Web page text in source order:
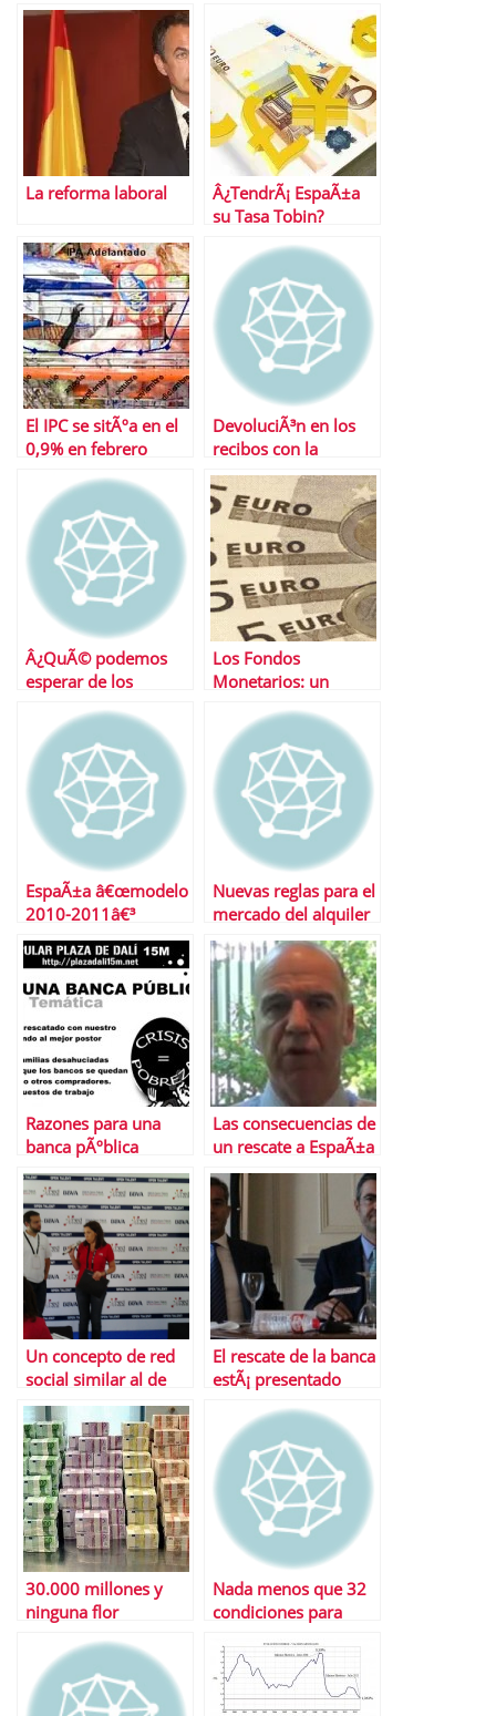
La reforma laboral
Â¿TendrÃ¡ EspaÃ±a
su Tasa Tobin?
El IPC se sitÃºa en el
0,9% en febrero
DevoluciÃ³n en los
recibos con la
nÃ³mina
Â¿QuÃ© podemos
esperar de los
mercados esta
semana?
Los Fondos
Monetarios: un
negocio solo para la
gestora
EspaÃ±a â€œmodelo
2010-2011â€³
Nuevas reglas para el
mercado del alquiler
Razones para una
banca pÃºblica
Las consecuencias de
un rescate a EspaÃ±a
Un concepto de red
social similar al de
Bolsa.com, premiado
en opentalend
El rescate de la banca
estÃ¡ presentado
pero sin definir
30.000 millones y
ninguna flor
Nada menos que 32
condiciones para
bancario